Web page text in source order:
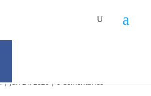
Jubiloso
|Jun 24, 2026|0 Comentarios